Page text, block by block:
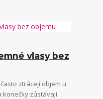
vlasy bez
ztrácejí objem u
konečky zůstávají